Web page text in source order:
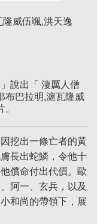
威伍颯,洪天逸
說出「 淒厲人僧
布巴拉明,滬瓦隆威
挖出一條亡者的黃
長出蛇鱗，令他十
償命付出代價。歐
阿一、玄兵，以及
和尚的帶領下，展